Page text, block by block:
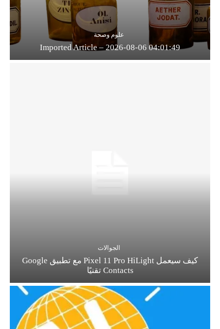
علوم وصحة
Imported Article – 2026-08-06 04:01:49
الجوالات
كيف سيعمل Pixel 11 Pro HiLight مع تطبيق Google
Contacts تقنيًا